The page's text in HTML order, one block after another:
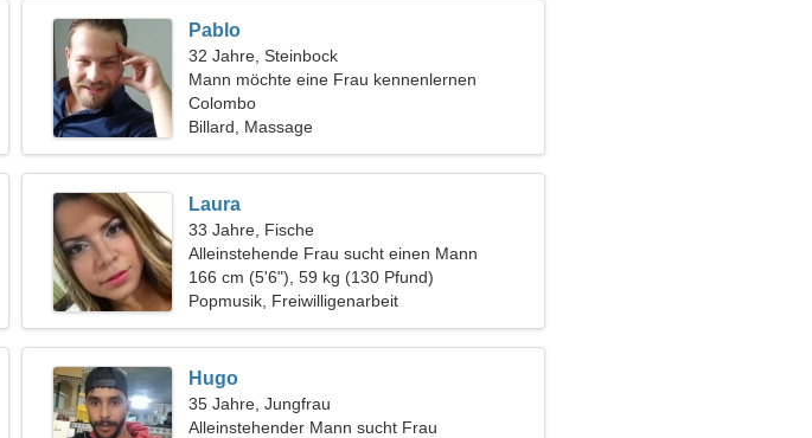
Pablo
32 Jahre, Steinbock
Mann möchte eine Frau kennenlernen
Colombo
Billard, Massage
Laura
33 Jahre, Fische
Alleinstehende Frau sucht einen Mann
166 cm (5'6"), 59 kg (130 Pfund)
Popmusik, Freiwilligenarbeit
Hugo
35 Jahre, Jungfrau
Alleinstehender Mann sucht Frau